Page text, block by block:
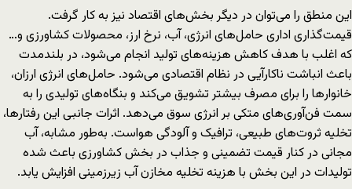
این منطق را می‌توان در دیگر بخش‌های اقتصاد نیز به کار گرفت.
قیمت‌گذاری اداری حامل‌های انرژی، آب، نرخ ارز، محصولات کشاورزی و…
که اغلب با هدف کاهش هزینه‌های تولید انجام می‌شود، در بلندمدت
باعث انباشت ناکارآیی در نظام اقتصادی می‌شود. حامل‌های انرژی ارزان،
خانوارها را برای مصرف بیشتر تشویق می‌کند و بنگاه‌های تولیدی را به
سمت فن‌آوری‌های متکی بر انرژی سوق می‌دهد. اثرات جانبی این رفتارها،
تخلیه ثروت‌های طبیعی، ترافیک و آلودگی هواست. به‌طور مشابه، آب
مجانی در کنار قیمت‌ تضمینی و جذاب در بخش کشاورزی باعث شده
تولیدات در این بخش با هزینه تخلیه مخازن آب زیر‌زمینی افزایش یابد.